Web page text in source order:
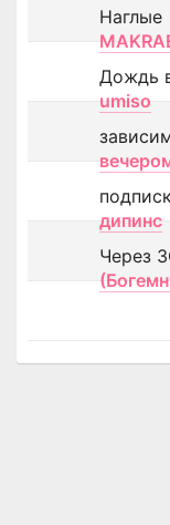
Наглые
Дождь
umiso
дипинс
Через